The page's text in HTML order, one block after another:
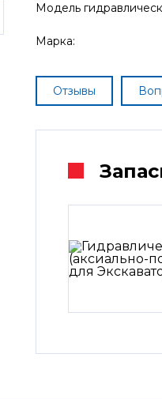
Модель
Марка:
Отзывы